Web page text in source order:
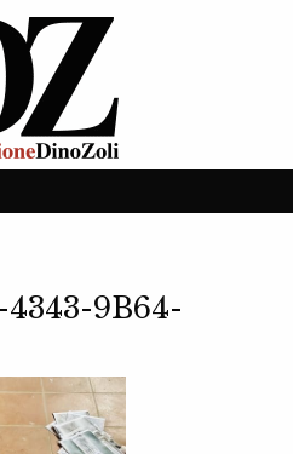
4343-9B64-